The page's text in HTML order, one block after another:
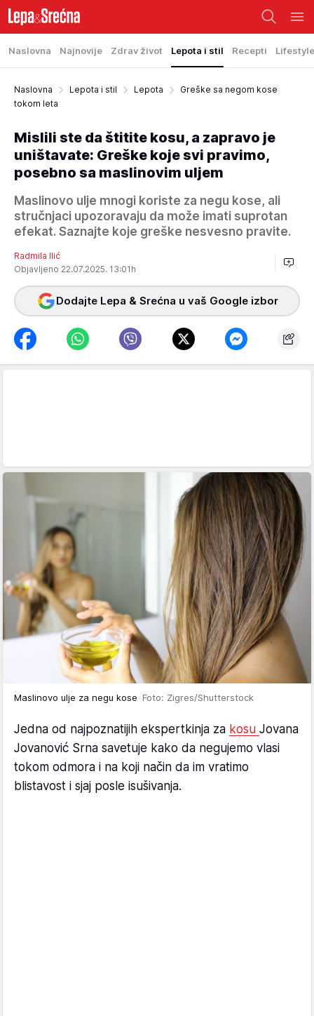
Naslovna Najnovije Zdrav život Lepota i stil Recepti Lifestyle
Naslovna Lepota i stil Lepota
Greške sa negom kose
tokom leta
Mislili ste da štitite kosu, a zapravo je
uništavate: Greške koje svi pravimo,
posebno sa maslinovim uljem
Maslinovo ulje mnogi koriste za negu kose, ali
stručnjaci upozoravaju da može imati suprotan
efekat. Saznajte koje greške nesvesno pravite.
Radmila Ilić
Objavljeno 22.07.2025. 13:01h
Dodajte Lepa & Srećna u vaš Google izbor
Maslinovo ulje za negu kose Foto: Zigres/Shutterstock
Jedna od najpoznatijih ekspertkinja za kosu Jovana
Jovanović Srna savetuje kako da negujemo vlasi
tokom odmora i na koji način da im vratimo
blistavost i sjaj posle isušivanja.